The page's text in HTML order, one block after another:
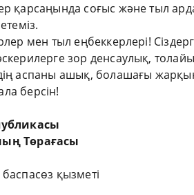
қарсаңында соғыс және тыл
мен тыл еңбеккерлері!
зор денсаулық,
аспаны ашық, болашағы
берсін!
Төрағасы
қызметі